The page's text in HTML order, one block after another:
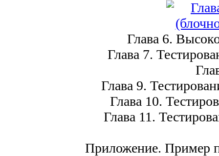
Глава 6.
Глава 7.
Глава 9.
Глава 10.
Глава 11.
Приложение. Пример